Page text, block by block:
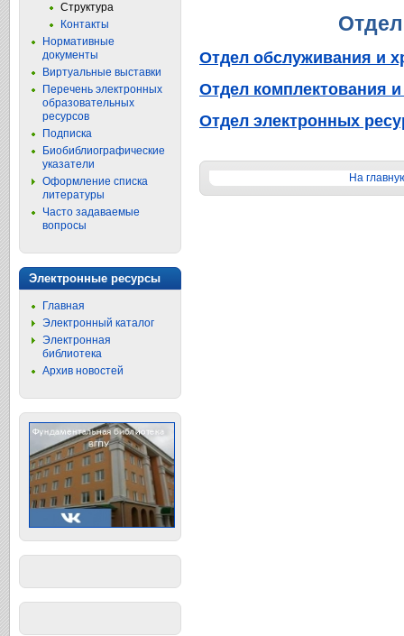
Отдел обслуживания и
Отдел комплектования и
Отдел электронных
На
Структура
Контакты
Нормативные
документы
Виртуальные выставки
Перечень электронных
образовательных
ресурсов
Подписка
Биобиблиографические
указатели
Оформление списка
литературы
Часто задаваемые
вопросы
Электронные ресурсы
Главная
Электронный каталог
Электронная
библиотека
Архив новостей